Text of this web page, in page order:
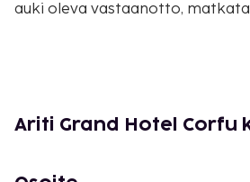
auki oleva vastaanotto,
polkupyörät. Tämän hotellin
Ariti Grand Hotel Corfu